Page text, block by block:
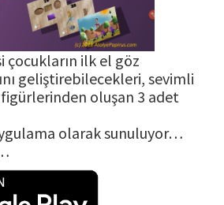
çocukların ilk el göz
geliştirebilecekleri, sevimli
oluşan 3 adet
olarak sunuluyor…